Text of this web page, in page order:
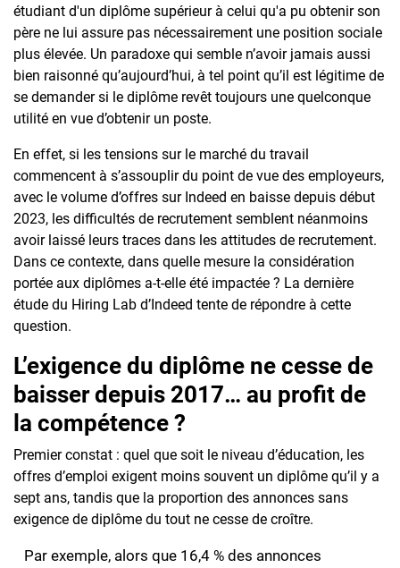
étudiant d'un diplôme supérieur à celui qu'a pu obtenir son
père ne lui assure pas nécessairement une position sociale
plus élevée. Un paradoxe qui semble n’avoir jamais aussi
bien raisonné qu’aujourd’hui, à tel point qu’il est légitime de
se demander si le diplôme revêt toujours une quelconque
utilité en vue d’obtenir un poste.
En effet, si les tensions sur le marché du travail
commencent à s’assouplir du point de vue des employeurs,
avec le volume d’offres sur Indeed en baisse depuis début
2023, les difficultés de recrutement semblent néanmoins
avoir laissé leurs traces dans les attitudes de recrutement.
Dans ce contexte, dans quelle mesure la considération
portée aux diplômes a-t-elle été impactée ? La dernière
étude du Hiring Lab d’Indeed tente de répondre à cette
question.
L’exigence du diplôme ne cesse de
baisser depuis 2017… au profit de
la compétence ?
Premier constat : quel que soit le niveau d’éducation, les
offres d’emploi exigent moins souvent un diplôme qu’il y a
sept ans, tandis que la proportion des annonces sans
exigence de diplôme du tout ne cesse de croître.
Par exemple, alors que 16,4 % des annonces